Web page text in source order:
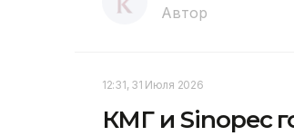
Автор
12:31, 31 Июля 2026
КМГ и Sinopec